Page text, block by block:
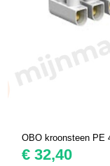
OBO kroonsteen PE
€ 32,40